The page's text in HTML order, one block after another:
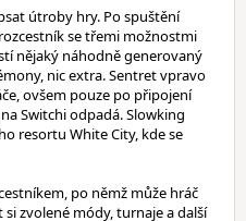
útroby hry. Po spuštění
se třemi možnostmi
nějaký náhodně generovaný
nic extra. Sentret vpravo
ovšem pouze po připojení
Switchi odpadá. Slowking
resortu White City, kde se
po němž může hráč
zvolené módy, turnaje a další